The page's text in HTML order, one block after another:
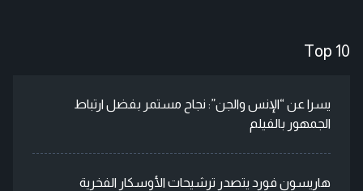
Top 10
يسرا عن “الإنس والجن”: نجاح مستمر بفضل ارتباط
الجمهور بالفيلم
هاريسون فورد يتصدر ترشيحات الأوسكار الفخرية